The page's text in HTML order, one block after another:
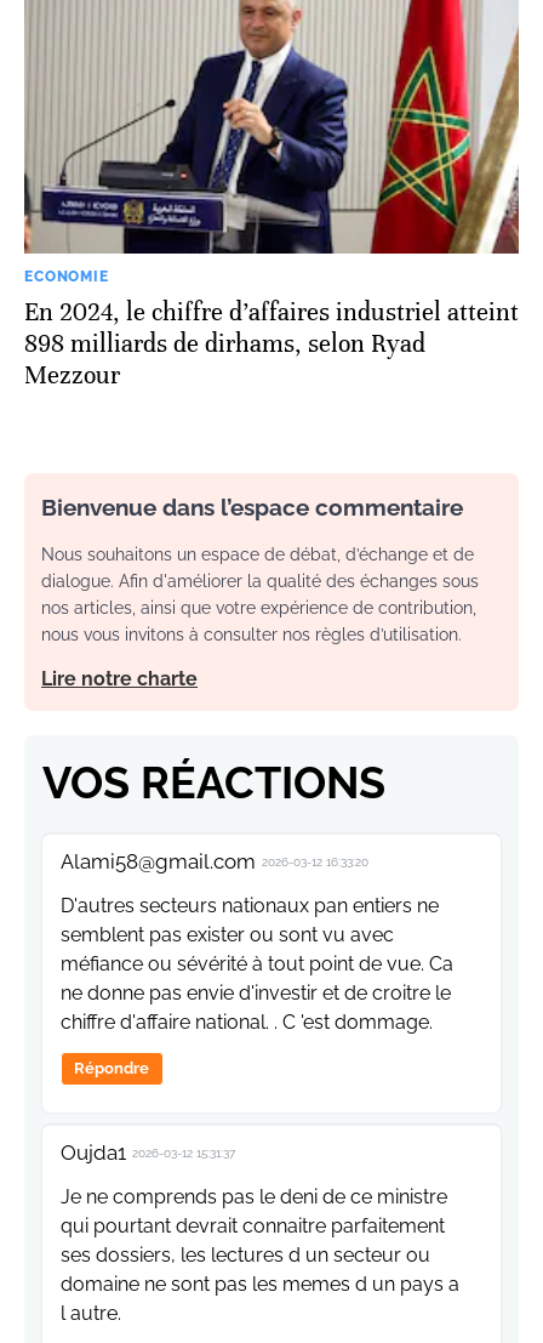
ECONOMIE
En 2024, le chiffre d’affaires industriel atteint
898 milliards de dirhams, selon Ryad
Mezzour
Bienvenue dans l’espace commentaire
Nous souhaitons un espace de débat, d’échange et de
dialogue. Afin d'améliorer la qualité des échanges sous
nos articles, ainsi que votre expérience de contribution,
nous vous invitons à consulter nos règles d’utilisation.
Lire notre charte
VOS RÉACTIONS
Alami58@gmail.com 2026-03-12 16:33:20
D'autres secteurs nationaux pan entiers ne
semblent pas exister ou sont vu avec
méfiance ou sévérité à tout point de vue. Ca
ne donne pas envie d'investir et de croitre le
chiffre d'affaire national. . C 'est dommage.
Répondre
Oujda1 2026-03-12 15:31:37
Je ne comprends pas le deni de ce ministre
qui pourtant devrait connaitre parfaitement
ses dossiers, les lectures d un secteur ou
domaine ne sont pas les memes d un pays a
l autre.